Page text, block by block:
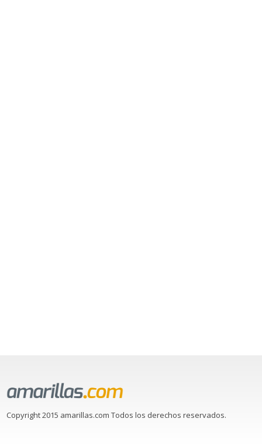
Copyright 2015 amarillas.com Todos los derechos reservados.